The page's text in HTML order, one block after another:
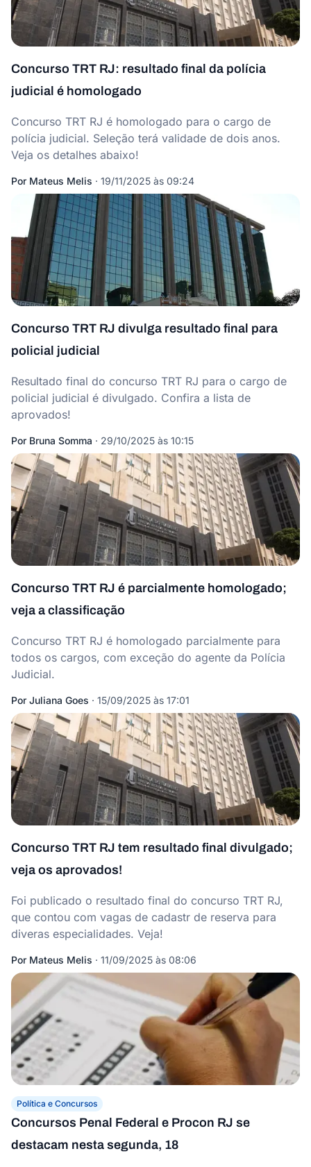
Concurso TRT RJ: resultado final da polícia
judicial é homologado
Concurso TRT RJ é homologado para o cargo de
polícia judicial. Seleção terá validade de dois anos.
Veja os detalhes abaixo!
Por Mateus Melis · 19/11/2025 às 09:24
Concurso TRT RJ divulga resultado final para
policial judicial
Resultado final do concurso TRT RJ para o cargo de
policial judicial é divulgado. Confira a lista de
aprovados!
Por Bruna Somma · 29/10/2025 às 10:15
Concurso TRT RJ é parcialmente homologado;
veja a classificação
Concurso TRT RJ é homologado parcialmente para
todos os cargos, com exceção do agente da Polícia
Judicial.
Por Juliana Goes · 15/09/2025 às 17:01
Concurso TRT RJ tem resultado final divulgado;
veja os aprovados!
Foi publicado o resultado final do concurso TRT RJ,
que contou com vagas de cadastr de reserva para
diveras especialidades. Veja!
Por Mateus Melis · 11/09/2025 às 08:06
Política e Concursos
Concursos Penal Federal e Procon RJ se
destacam nesta segunda, 18